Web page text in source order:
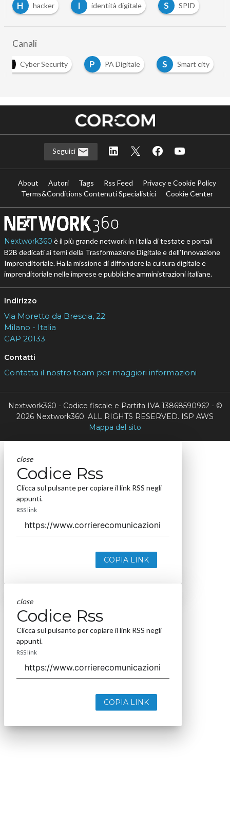
H hacker I identità digitale S SPID
Canali
Cyber Security P PA Digitale S Smart city
Seguici
About Autori Tags Rss Feed
Privacy e Cookie Policy
Terms&Conditions Contenuti Specialistici
Cookie Center
Nextwork360 è il più grande network in Italia di testate e portali
B2B dedicati ai temi della Trasformazione Digitale e dell’Innovazione
Imprenditoriale. Ha la missione di diffondere la cultura digitale e
imprenditoriale nelle imprese e pubbliche amministrazioni italiane.
Indirizzo
Via Moretto da Brescia, 22
Milano - Italia
CAP 20133
Contatti
Contatta il nostro team per maggiori informazioni
Nextwork360 - Codice fiscale e Partita IVA 13868590962 - ©
2026 Nextwork360. ALL RIGHTS RESERVED. ISP AWS
Mappa del sito
close
Codice Rss
Clicca sul pulsante per copiare il link RSS negli
appunti.
RSS link
COPIA LINK
close
Codice Rss
Clicca sul pulsante per copiare il link RSS negli
appunti.
RSS link
COPIA LINK